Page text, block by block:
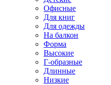
Офисные
Для книг
Для одежды
На балкон
Форма
Высокие
Г-образные
Длинные
Низкие